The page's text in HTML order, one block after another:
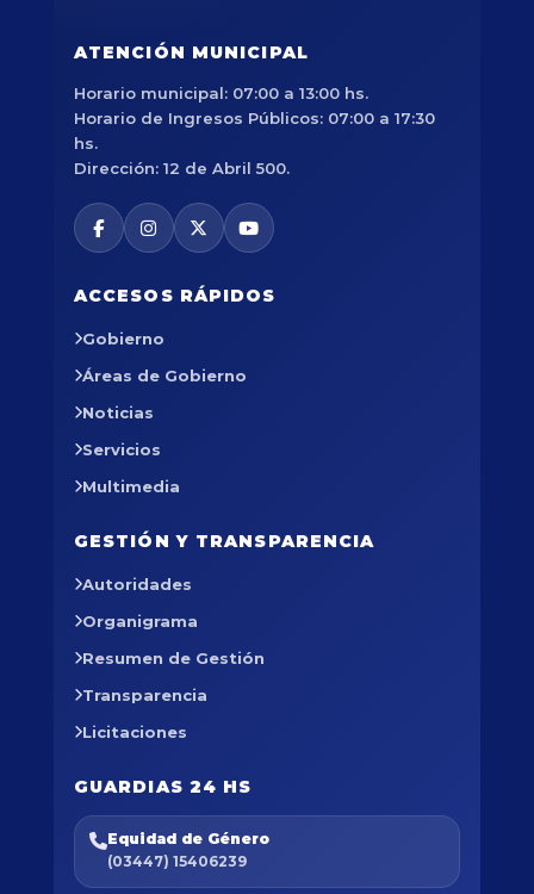
ATENCIÓN MUNICIPAL
Horario municipal: 07:00 a 13:00 hs.
Horario de Ingresos Públicos: 07:00 a 17:30
hs.
Dirección: 12 de Abril 500.
ACCESOS RÁPIDOS
Gobierno
Áreas de Gobierno
Noticias
Servicios
Multimedia
GESTIÓN Y TRANSPARENCIA
Autoridades
Organigrama
Resumen de Gestión
Transparencia
Licitaciones
GUARDIAS 24 HS
Equidad de Género
(03447) 15406239